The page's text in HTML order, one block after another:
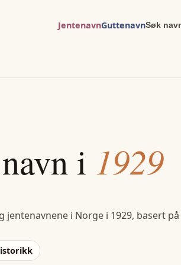
JentenavnGuttenavnSøk
i 1929
jentenavnene i Norge i 1929, basert